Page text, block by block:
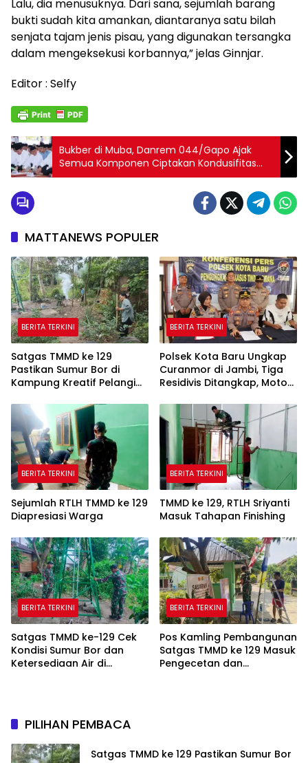
Lalu, dia menusuknya. Dari sana, sejumlah barang
bukti sudah kita amankan, diantaranya satu bilah
senjata tajam jenis pisau, yang digunakan tersangka
dalam mengeksekusi korbannya,” jelas Ginnjar.
Editor : Selfy
Bukber di Muba, Danrem 044/Gapo Ajak
Semua Komponen Ciptakan Kondusifitas
Wilayah
MATTANEWS POPULER
BERITA TERKINI
Satgas TMMD ke 129
Pastikan Sumur Bor di
Kampung Kreatif Pelangi
BERITA TERKINI
Polsek Kota Baru Ungkap
Curanmor di Jambi, Tiga
Residivis Ditangkap, Motor
BERITA TERKINI
Sejumlah RTLH TMMD ke 129
Diapresiasi Warga
BERITA TERKINI
TMMD ke 129, RTLH Sriyanti
Masuk Tahapan Finishing
BERITA TERKINI
Satgas TMMD ke-129 Cek
Kondisi Sumur Bor dan
Ketersediaan Air di
BERITA TERKINI
Pos Kamling Pembangunan
Satgas TMMD ke 129 Masuk
Pengecetan dan
PILIHAN PEMBACA
Satgas TMMD ke 129 Pastikan Sumur Bor